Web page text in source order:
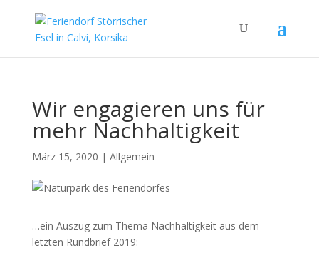
Wir engagieren uns für
mehr Nachhaltigkeit
März 15, 2020 | Allgemein
…ein Auszug zum Thema Nachhaltigkeit aus dem
letzten Rundbrief 2019: